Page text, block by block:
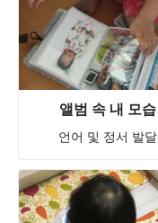
앨범 속 내 모습
언어 및 정서 발달